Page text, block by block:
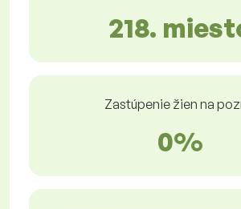
218.
Zastúpenie žien na
0%